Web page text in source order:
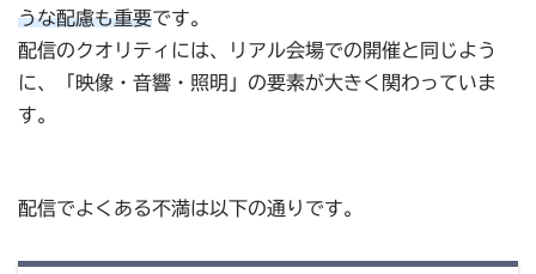
うな配慮も重要です。
配信のクオリティには、リアル会場での開催と同じよう
に、「映像・音響・照明」の要素が大きく関わっていま
す。
配信でよくある不満は以下の通りです。